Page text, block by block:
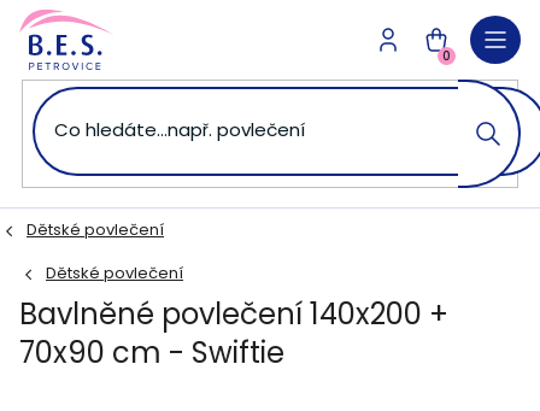
Přejít
obsah
NÁKUPNÍ
KOŠÍK
0
Dětské povlečení
Dětské povlečení
Bavlněné povlečení 140x200 +
70x90 cm - Swiftie